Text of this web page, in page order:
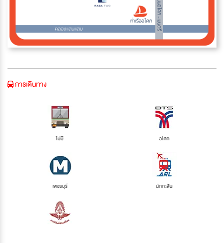
การเดินทาง
ไม่มี อโศก
เพชรบุรี มักกะสัน